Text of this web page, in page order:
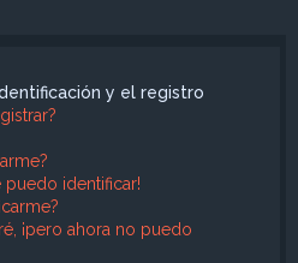
y el registro
puedo identificar!
¡pero ahora no puedo